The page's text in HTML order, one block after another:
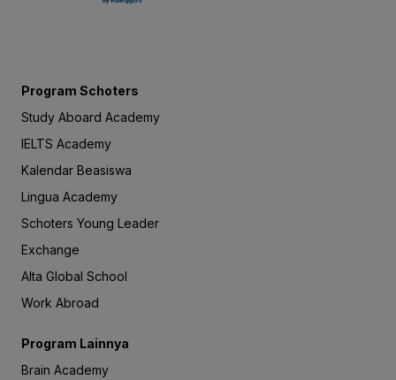
Program Schoters
Study Aboard Academy
IELTS Academy
Kalendar Beasiswa
Lingua Academy
Schoters Young Leader
Exchange
Alta Global School
Work Abroad
Program Lainnya
Brain Academy